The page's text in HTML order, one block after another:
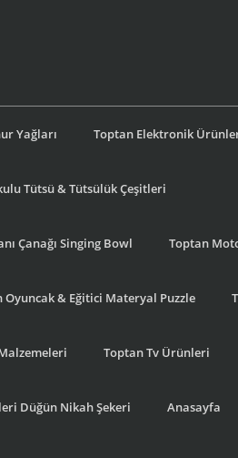
Yağları Toptan Elektronik
Tütsü & Tütsülük Çeşitleri
Çanağı Singing Bowl Toptan
Oyuncak & Eğitici Materyal Puzzle
Toptan Tv Ürünleri
Düğün Nikah Şekeri Anasayfa